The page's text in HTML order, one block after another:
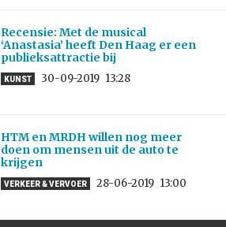
Recensie: Met de musical
‘Anastasia’ heeft Den Haag er een
publieksattractie bij
KUNST 30-09-2019 13:28
HTM en MRDH willen nog meer
doen om mensen uit de auto te
krijgen
VERKEER & VERVOER 28-06-2019 13:00